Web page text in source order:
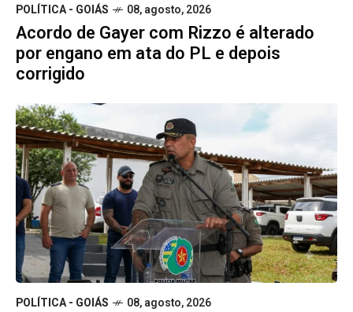
POLÍTICA - GOIÁS 08, agosto, 2026
Acordo de Gayer com Rizzo é alterado
por engano em ata do PL e depois
corrigido
POLÍTICA - GOIÁS 08, agosto, 2026